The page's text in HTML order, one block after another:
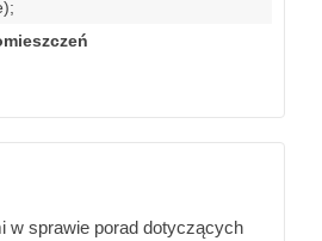
w sprawie porad dotyczących